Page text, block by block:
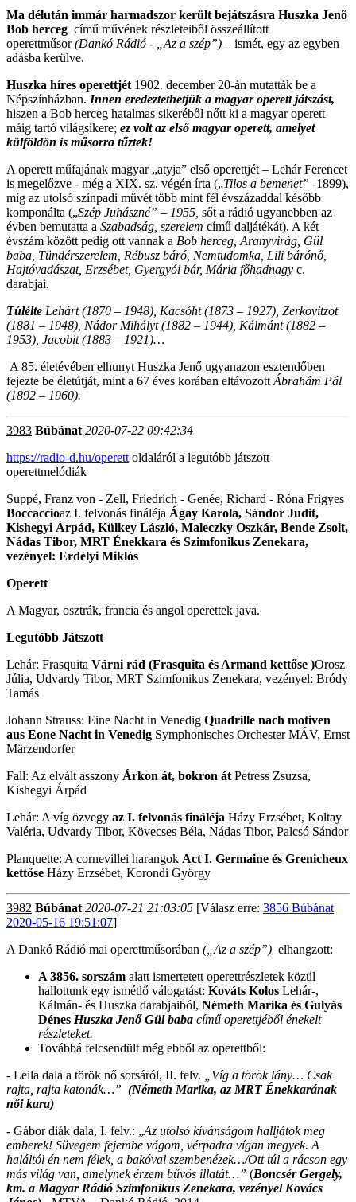
Ma délután immár harmadszor került bejátszásra Huszka Jenő
Bob herceg című művének részleteiből összeállított
operettműsor(Dankó Rádió - „Az a szép”) – ismét, egy az egyben
adásba kerülve.
Huszka híres operettjét 1902. december 20-án mutatták be a
Népszínházban. Innen eredeztethetjük a magyar operett játszást,
hiszen a Bob herceg hatalmas sikeréből nőtt ki a magyar operett
máig tartó világsikere; ez volt az első magyar operett, amelyet
külföldön is műsorra tűztek!
A operett műfajának magyar „atyja” első operettjét – Lehár Ferencet
is megelőzve - még a XIX. sz. végén írta („Tilos a bemenet” -1899),
míg az utolsó színpadi művét több mint fél évszázaddal később
komponálta („Szép Juhászné” – 1955, sőt a rádió ugyanebben az
évben bemutatta a Szabadság, szerelem című daljátékát). A két
évszám között pedig ott vannak a Bob herceg, Aranyvirág, Gül
baba, Tündérszerelem, Rébusz báró, Nemtudomka, Lili bárónő,
Hajtóvadászat, Erzsébet, Gyergyói bár, Mária főhadnagy c.
darabjai.
Túlélte Lehárt (1870 – 1948), Kacsóht (1873 – 1927), Zerkovitzot
(1881 – 1948), Nádor Mihályt (1882 – 1944), Kálmánt (1882 –
1953), Jacobit (1883 – 1921)…
A 85. életévében elhunyt Huszka Jenő ugyanazon esztendőben
fejezte be életútját, mint a 67 éves korában eltávozott Ábrahám Pál
(1892 – 1960).
3983 Búbánat 2020-07-22 09:42:34
https://radio-d.hu/operett oldaláról a legutóbb játszott
operettmelódiák
Suppé, Franz von - Zell, Friedrich - Genée, Richard - Róna Frigyes
Boccaccioaz I. felvonás fináléja Ágay Karola, Sándor Judit,
Kishegyi Árpád, Külkey László, Maleczky Oszkár, Bende Zsolt,
Nádas Tibor, MRT Énekkara és Szimfonikus Zenekara,
vezényel: Erdélyi Miklós
Operett
A Magyar, osztrák, francia és angol operettek java.
Legutóbb Játszott
Lehár: Frasquita Várni rád (Frasquita és Armand kettőse )Orosz
Júlia, Udvardy Tibor, MRT Szimfonikus Zenekara, vezényel: Bródy
Tamás
Johann Strauss: Eine Nacht in Venedig Quadrille nach motiven
aus Eone Nacht in Venedig Symphonisches Orchester MÁV, Ernst
Märzendorfer
Fall: Az elvált asszony Árkon át, bokron át Petress Zsuzsa,
Kishegyi Árpád
Lehár: A víg özvegy az I. felvonás fináléja Házy Erzsébet, Koltay
Valéria, Udvardy Tibor, Kövecses Béla, Nádas Tibor, Palcsó Sándor
Planquette: A cornevillei harangok Act I. Germaine és Grenicheux
kettőse Házy Erzsébet, Korondi György
3982 Búbánat 2020-07-21 21:03:05 [Válasz erre: 3856 Búbánat
2020-05-16 19:51:07]
A Dankó Rádió mai operettműsorában („Az a szép”) elhangzott:
A 3856. sorszám alatt ismertetett operettrészletek közül
hallottunk egy ismétlő válogatást: Kováts Kolos Lehár-,
Kálmán- és Huszka darabjaiból, Németh Marika és Gulyás
Dénes Huszka Jenő Gül baba című operettjéből énekelt
részleteket.
Továbbá felcsendült még ebből az operettből:
- Leila dala a török nő sorsáról, II. felv.
„Víg a török lány… Csak
rajta, rajta katonák…” (Németh Marika, az MRT Énekkarának
női kara)
- Gábor diák dala, I. felv.: „Az utolsó kívánságom halljátok meg
emberek! Süvegem fejembe vágom, vérpadra vígan megyek. A
haláltól én nem félek, a bakóval szembenézek…/Ott túl a rácson egy
más világ van, amelynek érzem bűvös illatát…” (Boncsér Gergely,
km. a Magyar Rádió Szimfonikus Zenekara, vezényel Kovács